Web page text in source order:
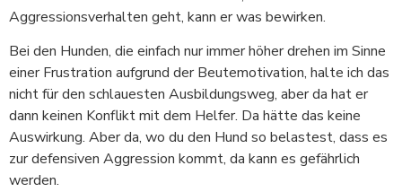
Aggressionsverhalten geht, kann er was bewirken.
Bei den Hunden, die einfach nur immer höher drehen im Sinne
einer Frustration aufgrund der Beutemotivation, halte ich das
nicht für den schlauesten Ausbildungsweg, aber da hat er
dann keinen Konflikt mit dem Helfer. Da hätte das keine
Auswirkung. Aber da, wo du den Hund so belastest, dass es
zur defensiven Aggression kommt, da kann es gefährlich
werden.